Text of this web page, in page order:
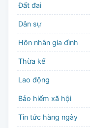
Đất đai
Dân sự
Hôn nhân gia đình
Thừa kế
Lao động
Bảo hiểm xã hội
Tin tức hàng ngày